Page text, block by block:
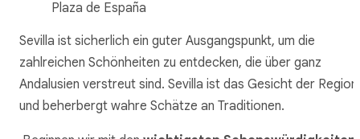
Plaza de España
Sevilla ist sicherlich ein guter Ausgangspunkt, um die
zahlreichen Schönheiten zu entdecken, die über ganz
Andalusien verstreut sind. Sevilla ist das Gesicht der Region
und beherbergt wahre Schätze an Traditionen.